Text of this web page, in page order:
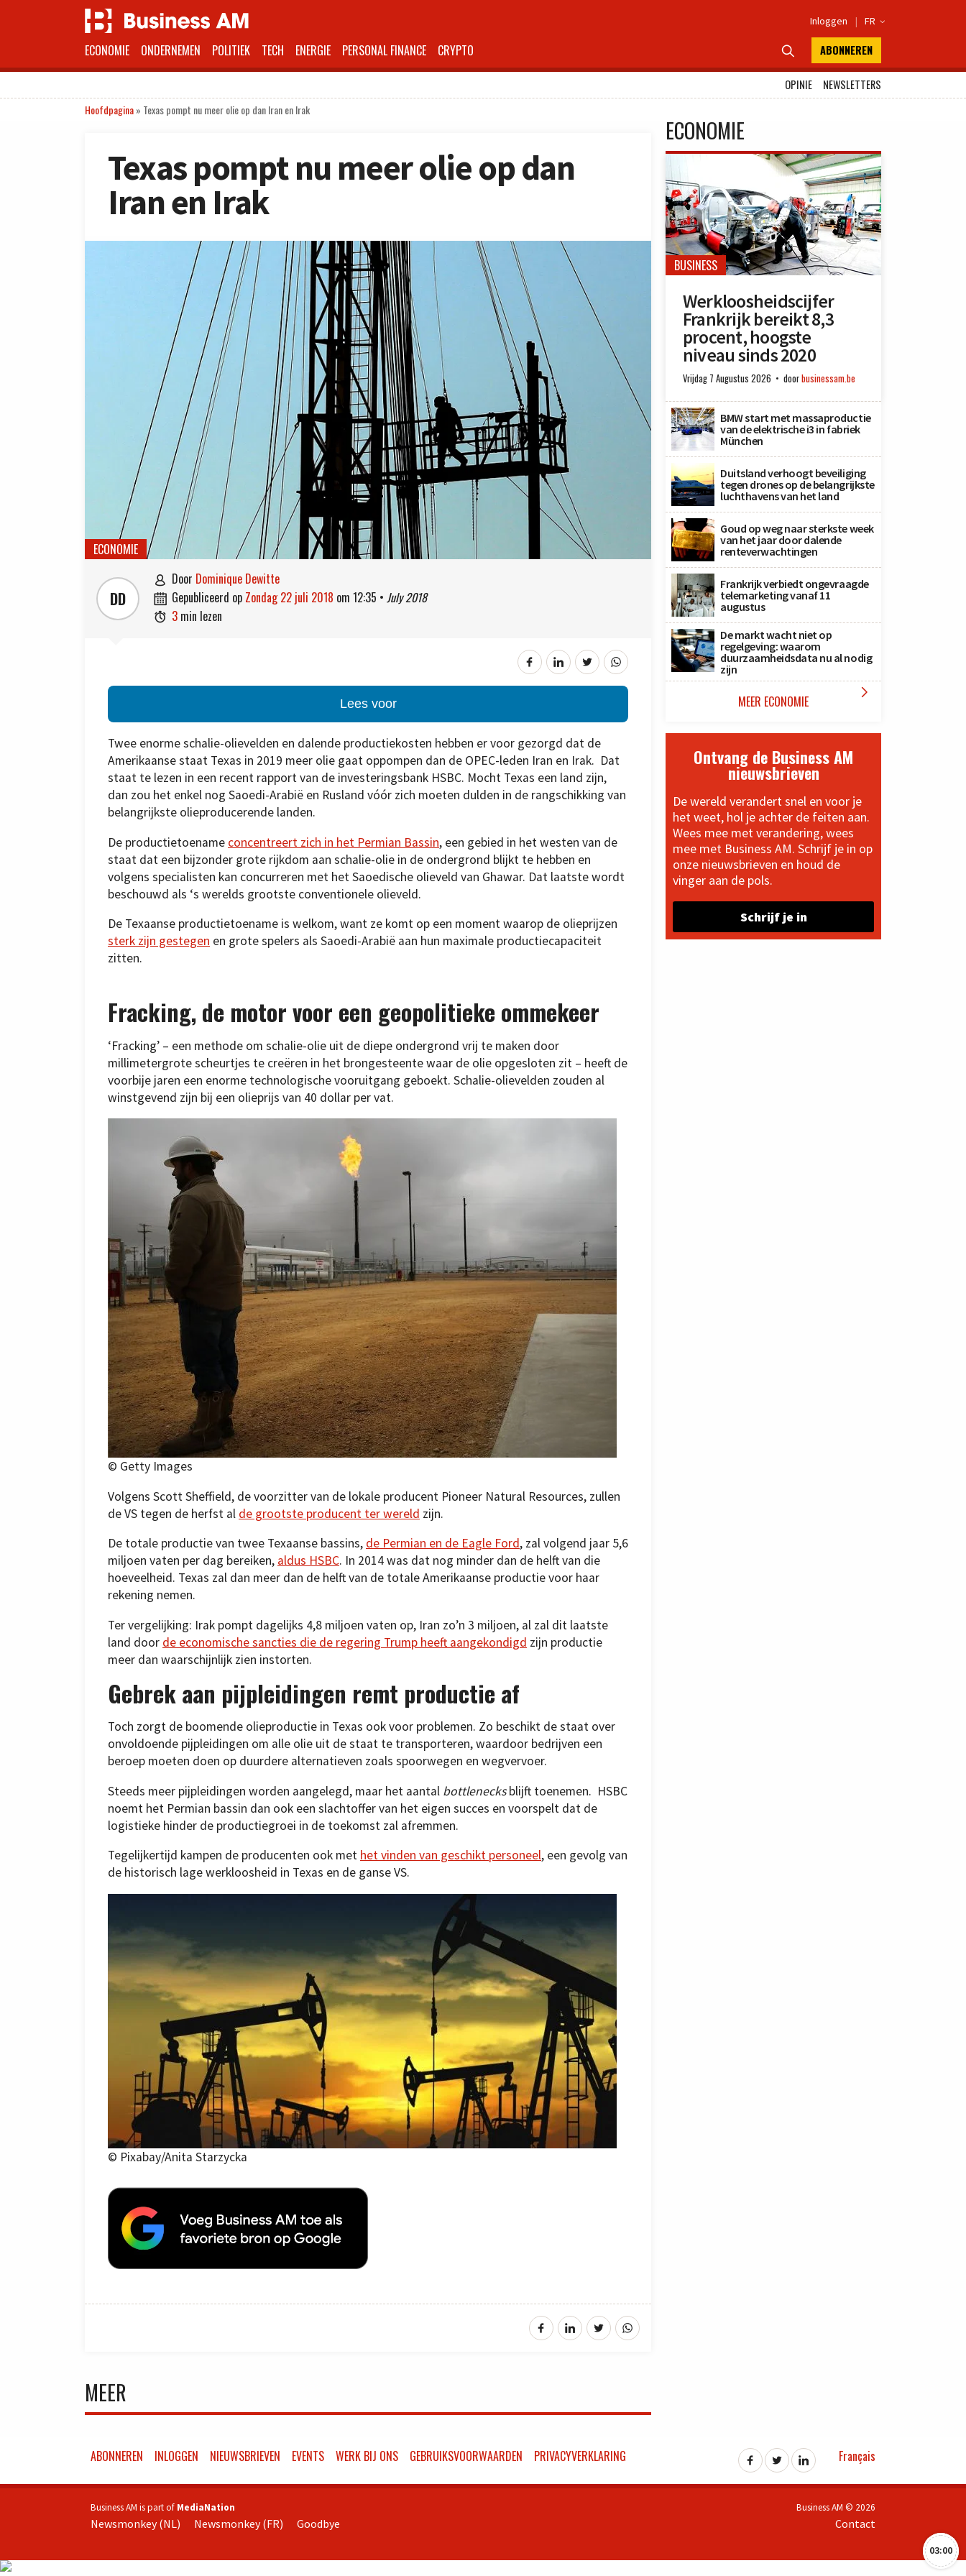
Inloggen | FR 
ECONOMIE ONDERNEMEN POLITIEK TECH ENERGIE PERSONAL FINANCE CRYPTO  ABONNEREN
OPINIE
NEWSLETTERS
Hoofdpagina» Texas pompt nu meer olie op dan Iran en Irak
Texas pompt nu meer olie op dan
Iran en Irak
ECONOMIE
DD
 door Dominique Dewitte
 gepubliceerd op zondag 22 juli 2018 om 12:35 • July 2018
 3 min lezen
Lees voor
Twee enorme schalie-olievelden en dalende productiekosten hebben er voor gezorgd dat de
Amerikaanse staat Texas in 2019 meer olie gaat oppompen dan de OPEC-leden Iran en Irak. Dat
staat te lezen in een recent rapport van de investeringsbank HSBC. Mocht Texas een land zijn,
dan zou het enkel nog Saoedi-Arabië en Rusland vóór zich moeten dulden in de rangschikking van
belangrijkste olieproducerende landen.
De productietoename concentreert zich in het Permian Bassin, een gebied in het westen van de
staat dat een bijzonder grote rijkdom aan schalie-olie in de ondergrond blijkt te hebben en
volgens specialisten kan concurreren met het Saoedische olieveld van Ghawar. Dat laatste wordt
beschouwd als ‘s werelds grootste conventionele olieveld.
De Texaanse productietoename is welkom, want ze komt op een moment waarop de olieprijzen
sterk zijn gestegen en grote spelers als Saoedi-Arabië aan hun maximale productiecapaciteit
zitten.
Fracking, de motor voor een geopolitieke ommekeer
‘Fracking’ – een methode om schalie-olie uit de diepe ondergrond vrij te maken door
millimetergrote scheurtjes te creëren in het brongesteente waar de olie opgesloten zit – heeft de
voorbije jaren een enorme technologische vooruitgang geboekt. Schalie-olievelden zouden al
winstgevend zijn bij een olieprijs van 40 dollar per vat.
© Getty Images
Volgens Scott Sheffield, de voorzitter van de lokale producent Pioneer Natural Resources, zullen
de VS tegen de herfst al de grootste producent ter wereld zijn.
De totale productie van twee Texaanse bassins, de Permian en de Eagle Ford, zal volgend jaar 5,6
miljoen vaten per dag bereiken, aldus HSBC. In 2014 was dat nog minder dan de helft van die
hoeveelheid. Texas zal dan meer dan de helft van de totale Amerikaanse productie voor haar
rekening nemen.
Ter vergelijking: Irak pompt dagelijks 4,8 miljoen vaten op, Iran zo’n 3 miljoen, al zal dit laatste
land door de economische sancties die de regering Trump heeft aangekondigd zijn productie
meer dan waarschijnlijk zien instorten.
Gebrek aan pijpleidingen remt productie af
Toch zorgt de boomende olieproductie in Texas ook voor problemen. Zo beschikt de staat over
onvoldoende pijpleidingen om alle olie uit de staat te transporteren, waardoor bedrijven een
beroep moeten doen op duurdere alternatieven zoals spoorwegen en wegvervoer.
Steeds meer pijpleidingen worden aangelegd, maar het aantal bottlenecksblijft toenemen. HSBC
noemt het Permian bassin dan ook een slachtoffer van het eigen succes en voorspelt dat de
logistieke hinder de productiegroei in de toekomst zal afremmen.
Tegelijkertijd kampen de producenten ook met het vinden van geschikt personeel, een gevolg van
de historisch lage werkloosheid in Texas en de ganse VS.
© Pixabay/Anita Starzycka
MEER
ECONOMIE
BUSINESS
Werkloosheidscijfer
Frankrijk bereikt 8,3
procent, hoogste
niveau sinds 2020
Vrijdag 7 Augustus 2026 doorbusinessam.be
BMW start met massaproductie
van de elektrische i3 in fabriek
München
Duitsland verhoogt beveiliging
tegen drones op de belangrijkste
luchthavens van het land
Goud op weg naar sterkste week
van het jaar door dalende
renteverwachtingen
Frankrijk verbiedt ongevraagde
telemarketing vanaf 11
augustus
De markt wacht niet op
regelgeving: waarom
duurzaamheidsdata nu al nodig
zijn
MEER ECONOMIE 
Ontvang de Business AM
nieuwsbrieven
De wereld verandert snel en voor je
het weet, hol je achter de feiten aan.
Wees mee met verandering, wees
mee met Business AM. Schrijf je in op
onze nieuwsbrieven en houd de
vinger aan de pols.
Schrijf je in
03:00
ABONNEREN INLOGGEN NIEUWSBRIEVEN EVENTS WERK BIJ ONS GEBRUIKSVOORWAARDEN PRIVACYVERKLARING Français
Business AM is part of MediaNation
Newsmonkey (NL) Newsmonkey (FR) Goodbye
Business AM © 2026
Contact